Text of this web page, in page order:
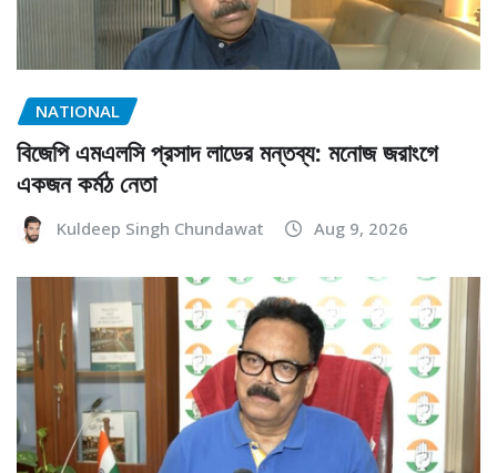
NATIONAL
বিজেপি এমএলসি প্রসাদ লাডের মন্তব্য: মনোজ জরাংগে
একজন কর্মঠ নেতা
Kuldeep Singh Chundawat Aug 9, 2026